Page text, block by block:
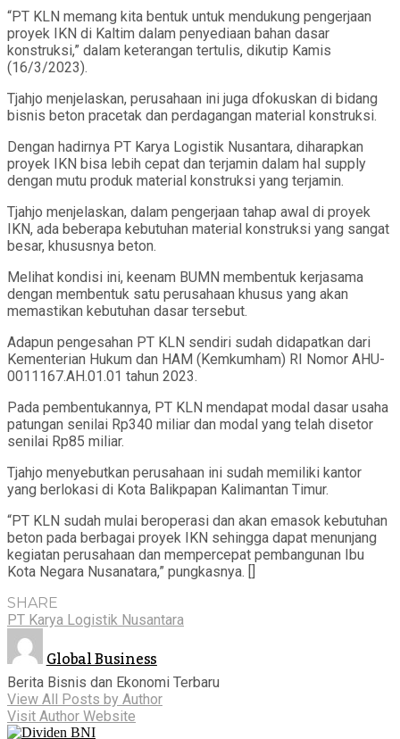
“PT KLN memang kita bentuk untuk mendukung pengerjaan
proyek IKN di Kaltim dalam penyediaan bahan dasar
konstruksi,” dalam keterangan tertulis, dikutip Kamis
(16/3/2023).
Tjahjo menjelaskan, perusahaan ini juga dfokuskan di bidang
bisnis beton pracetak dan perdagangan material konstruksi.
Dengan hadirnya PT Karya Logistik Nusantara, diharapkan
proyek IKN bisa lebih cepat dan terjamin dalam hal supply
dengan mutu produk material konstruksi yang terjamin.
Tjahjo menjelaskan, dalam pengerjaan tahap awal di proyek
IKN, ada beberapa kebutuhan material konstruksi yang sangat
besar, khususnya beton.
Melihat kondisi ini, keenam BUMN membentuk kerjasama
dengan membentuk satu perusahaan khusus yang akan
memastikan kebutuhan dasar tersebut.
Adapun pengesahan PT KLN sendiri sudah didapatkan dari
Kementerian Hukum dan HAM (Kemkumham) RI Nomor AHU-
0011167.AH.01.01 tahun 2023.
Pada pembentukannya, PT KLN mendapat modal dasar usaha
patungan senilai Rp340 miliar dan modal yang telah disetor
senilai Rp85 miliar.
Tjahjo menyebutkan perusahaan ini sudah memiliki kantor
yang berlokasi di Kota Balikpapan Kalimantan Timur.
“PT KLN sudah mulai beroperasi dan akan emasok kebutuhan
beton pada berbagai proyek IKN sehingga dapat menunjang
kegiatan perusahaan dan mempercepat pembangunan Ibu
Kota Negara Nusanatara,” pungkasnya. []
SHARE
PT Karya Logistik Nusantara
Global Business
Berita Bisnis dan Ekonomi Terbaru
View All Posts by Author
Visit Author Website